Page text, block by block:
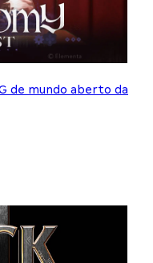
de mundo aberto da